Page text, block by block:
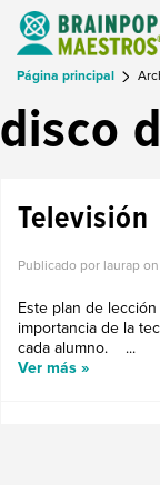
Página principal
disco
Televisión
Publicado por laurap on
Este plan de
importancia de la
cada alumno. ...
Ver más »